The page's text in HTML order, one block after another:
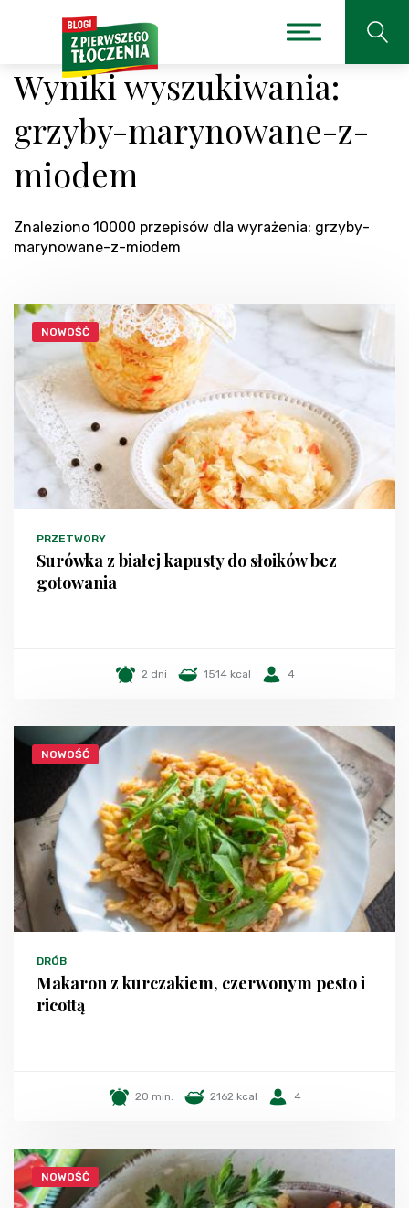
Wyniki wyszukiwania:
grzyby-marynowane-z-
miodem
Znaleziono 10000 przepisów dla wyrażenia: grzyby-
marynowane-z-miodem
NOWOŚĆ
PRZETWORY
Surówka z białej kapusty do słoików bez
gotowania
2 dni 1514 kcal 4
NOWOŚĆ
DRÓB
Makaron z kurczakiem, czerwonym pesto i
ricottą
20 min. 2162 kcal 4
NOWOŚĆ